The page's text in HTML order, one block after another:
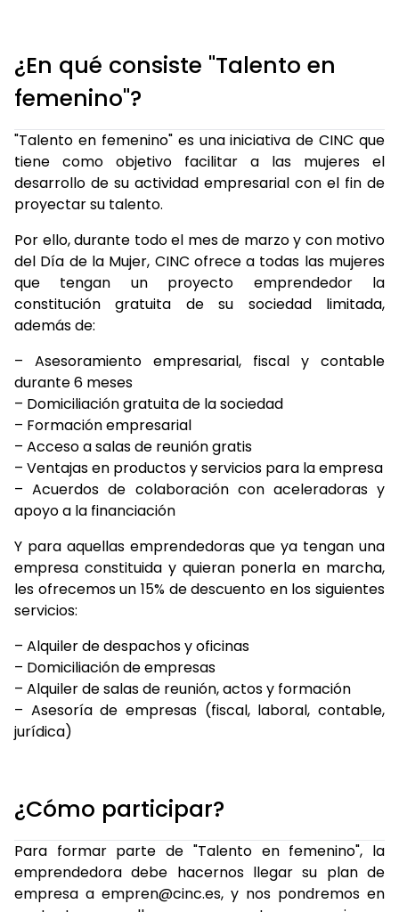
¿En qué consiste "Talento en
femenino"?
"Talento en femenino" es una iniciativa de CINC que
tiene como objetivo facilitar a las mujeres el
desarrollo de su actividad empresarial con el fin de
proyectar su talento.
Por ello, durante todo el mes de marzo y con motivo
del Día de la Mujer, CINC ofrece a todas las mujeres
que tengan un proyecto emprendedor la
constitución gratuita de su sociedad limitada,
además de:
– Asesoramiento empresarial, fiscal y contable
durante 6 meses
– Domiciliación gratuita de la sociedad
– Formación empresarial
– Acceso a salas de reunión gratis
– Ventajas en productos y servicios para la empresa
– Acuerdos de colaboración con aceleradoras y
apoyo a la financiación
Y para aquellas emprendedoras que ya tengan una
empresa constituida y quieran ponerla en marcha,
les ofrecemos un 15% de descuento en los siguientes
servicios:
– Alquiler de despachos y oficinas
– Domiciliación de empresas
– Alquiler de salas de reunión, actos y formación
– Asesoría de empresas (fiscal, laboral, contable,
jurídica)
¿Cómo participar?
Para formar parte de "Talento en femenino", la
emprendedora debe hacernos llegar su plan de
empresa a empren@cinc.es, y nos pondremos en